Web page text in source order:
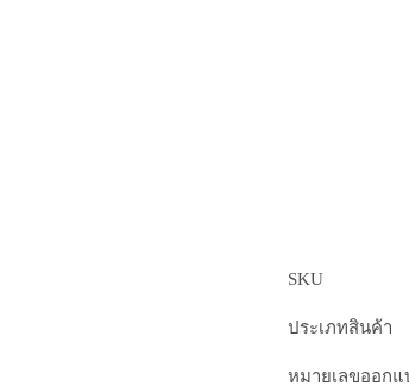
SKU
ประเภทสินค้า
หมายเลขออกแ